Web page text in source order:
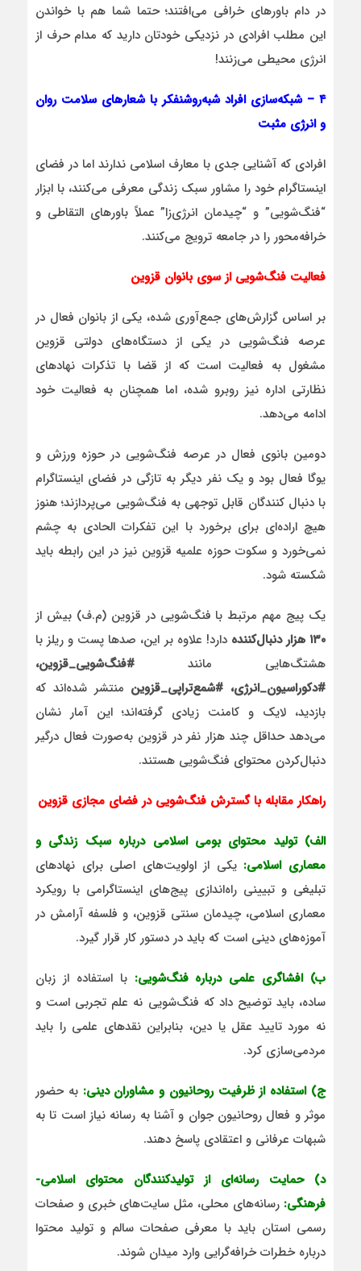
در دام باورهای خرافی می‌افتند؛ حتما شما هم با خواندن
این مطلب افرادی در نزدیکی خودتان دارید که مدام حرف از
انرژی محیطی می‌زنند!
۴ – شبکه‌سازی افراد شبه‌روشنفکر با شعارهای سلامت روان
و انرژی مثبت
افرادی که آشنایی جدی با معارف اسلامی ندارند اما در فضای
اینستاگرام خود را مشاور سبک زندگی معرفی می‌کنند، با ابزار
“فنگ‌شویی” و “چیدمان انرژی‌زا” عملاً باورهای التقاطی و
خرافه‌محور را در جامعه ترویج می‌کنند.
فعالیت فنگ‌شویی از سوی بانوان قزوین
بر اساس گزارش‌های جمع‌آوری شده، یکی از بانوان فعال در
عرصه فنگ‌شویی در یکی از دستگاه‌های دولتی قزوین
مشغول به فعالیت است که از قضا با تذکرات نهادهای
نظارتی اداره نیز روبرو شده، اما همچنان به فعالیت خود
ادامه می‌دهد.
دومین بانوی فعال در عرصه فنگ‌شویی در حوزه ورزش و
یوگا فعال بود و یک نفر دیگر به تازگی در فضای اینستاگرام
با دنبال کنندگان قابل توجهی به فنگ‌شویی می‌پردازند؛ هنوز
هیچ اراده‌ای برای برخورد با این تفکرات الحادی به چشم
نمی‌خورد و سکوت حوزه علمیه قزوین نیز در این رابطه باید
شکسته شود.
یک پیج مهم مرتبط با فنگ‌شویی در قزوین (م.ف) بیش از
۱۳۰ هزار دنبال‌کننده
دارد! علاوه بر این، صدها پست و ریلز با
هشتگ‌هایی مانند #فنگ‌شویی_قزوین،
#دکوراسیون_انرژی، #شمع‌تراپی_قزوین منتشر شده‌اند که
بازدید، لایک و کامنت‌ زیادی گرفته‌اند؛ این آمار نشان
می‌دهد حداقل چند هزار نفر در قزوین به‌صورت فعال درگیر
دنبال‌کردن محتوای فنگ‌شویی هستند.
راهکار مقابله با گسترش فنگ‌شویی در فضای مجازی قزوین
الف) تولید محتوای بومی اسلامی درباره سبک زندگی و
معماری اسلامی: یکی از اولویت‌های اصلی برای نهادهای
تبلیغی و تبیینی راه‌اندازی پیج‌های اینستاگرامی با رویکرد
معماری اسلامی، چیدمان سنتی قزوین، و فلسفه آرامش در
آموزه‌های دینی است که باید در دستور کار قرار گیرد.
ب) افشاگری علمی درباره فنگ‌شویی: با استفاده از زبان
ساده، باید توضیح داد که فنگ‌شویی نه علم تجربی است و
نه مورد تایید عقل یا دین، بنابراین نقدهای علمی را باید
مردمی‌سازی کرد.
ج) استفاده از ظرفیت روحانیون و مشاوران دینی: به حضور
موثر و فعال روحانیون جوان و آشنا به رسانه نیاز است تا به
شبهات عرفانی و اعتقادی پاسخ دهند.
د) حمایت رسانه‌ای از تولیدکنندگان محتوای اسلامی-
فرهنگی: رسانه‌های محلی، مثل سایت‌های خبری و صفحات
رسمی استان باید با معرفی صفحات سالم و تولید محتوا
درباره خطرات خرافه‌گرایی وارد میدان شوند.